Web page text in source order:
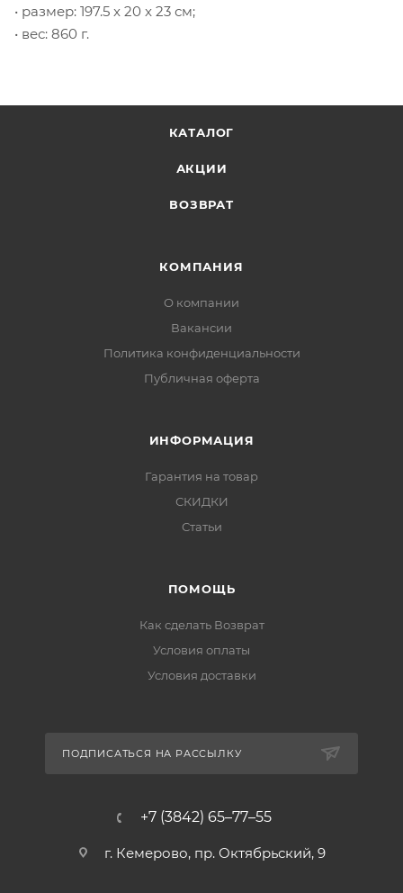
• размер: 197.5 x 20 x 23 см;
• вес: 860 г.
КАТАЛОГ
АКЦИИ
ВОЗВРАТ
КОМПАНИЯ
О компании
Вакансии
Политика конфиденциальности
Публичная оферта
ИНФОРМАЦИЯ
Гарантия на товар
СКИДКИ
Статьи
ПОМОЩЬ
Как сделать Возврат
Условия оплаты
Условия доставки
ПОДПИСАТЬСЯ НА РАССЫЛКУ
+7 (3842) 65–77–55
г. Кемерово, пр. Октябрьский, 9